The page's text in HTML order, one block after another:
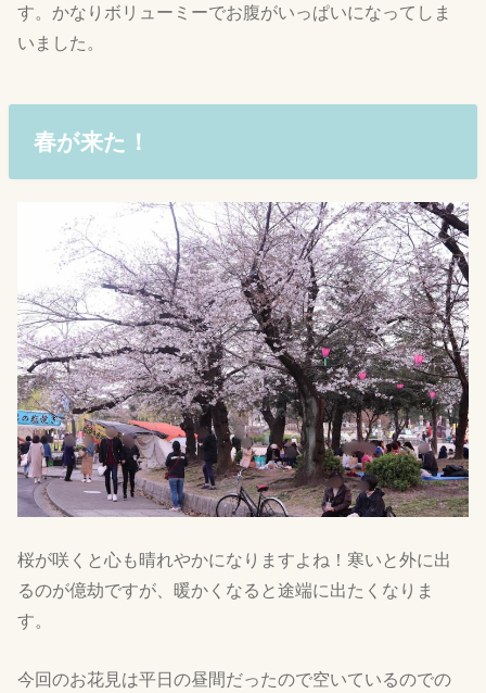
す。かなりボリューミーでお腹がいっぱいになってしま
いました。
春が来た！
桜が咲くと心も晴れやかになりますよね！寒いと外に出
るのが億劫ですが、暖かくなると途端に出たくなりま
す。
今回のお花見は平日の昼間だったので空いているのでの